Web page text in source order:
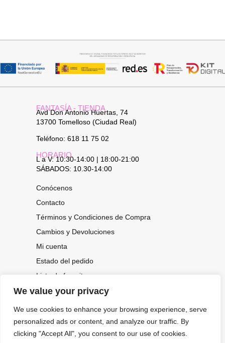
We value your privacy
We use cookies to enhance your browsing experience, serve
personalized ads or content, and analyze our traffic. By
clicking "Accept All", you consent to our use of cookies.
FANTASÍA - TIENDA
Avd Don Antonio Huertas, 74
13700 Tomelloso (Ciudad Real)
Teléfono: 618 11 75 02
HORARIO
L a V: 10:30-14:00 | 18:00-21:00
SÁBADOS: 10.30-14:00
Conócenos
Contacto
Términos y Condiciones de Compra
Cambios y Devoluciones
Mi cuenta
Estado del pedido
Lista de favoritos
CONOCE NUESTRAS NOVEDADES,
OFERTAS...